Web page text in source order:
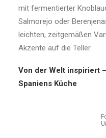
mit fermentierter
Salmorejo oder
leichten, zeitgemäßen
Akzente auf die Teller.
Von der Welt inspiriert
Spaniens Küche